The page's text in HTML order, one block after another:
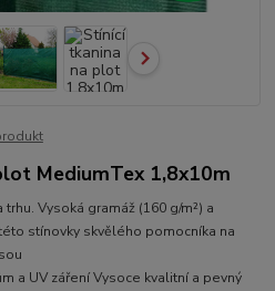
MediumTex 1,8x10m
Vysoká gramáž (160 g/m²) a
stínovky skvělého pomocníka na
a UV záření Vysoce kvalitní a pevný